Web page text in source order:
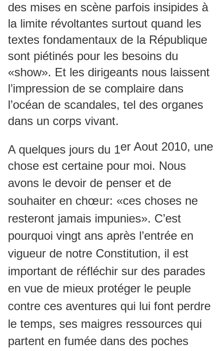
des mises en scène parfois insipides à
la limite révoltantes surtout quand les
textes fondamentaux de la République
sont piétinés pour les besoins du
«show». Et les dirigeants nous laissent
l’impression de se complaire dans
l’océan de scandales, tel des organes
dans un corps vivant.
A quelques jours du 1er Aout 2010, une
chose est certaine pour moi. Nous
avons le devoir de penser et de
souhaiter en chœur: «ces choses ne
resteront jamais impunies». C’est
pourquoi vingt ans après l’entrée en
vigueur de notre Constitution, il est
important de réfléchir sur des parades
en vue de mieux protéger le peuple
contre ces aventures qui lui font perdre
le temps, ses maigres ressources qui
partent en fumée dans des poches